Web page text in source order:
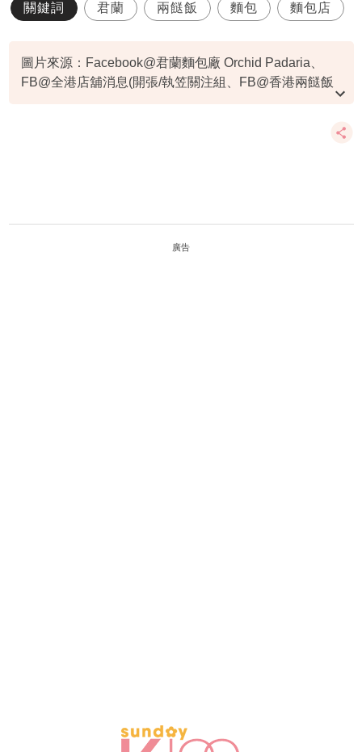
關鍵詞 君蘭 兩餸飯 麵包 麵包店
圖片來源：Facebook@君蘭麵包廠 Orchid Padaria、
FB@全港店舖消息(開張/執笠關注組、FB@香港兩餸飯
廣告